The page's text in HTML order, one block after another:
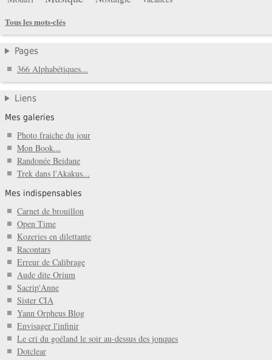
Tous les mots-clés
Pages
366 Alphabétiques...
Liens
Mes galeries
Photo fraiche du jour
Mon Book...
Randonée Beidane
Trek dans l'Akakus...
Mes indispensables
Carnet de brouillon
Open Time
Kozeries en dilettante
Racontars
Erreur de Calibrage
Aude dite Orium
Sacrip'Anne
Sister CIA
Yann Orpheus Blog
Envisager l'infinir
Le cri du goéland le soir au-dessus des jonques
Dotclear